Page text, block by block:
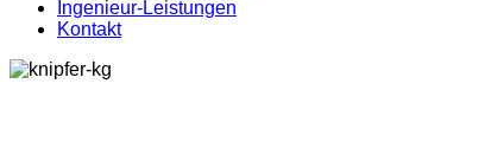
Ingenieur-Leistungen
Kontakt